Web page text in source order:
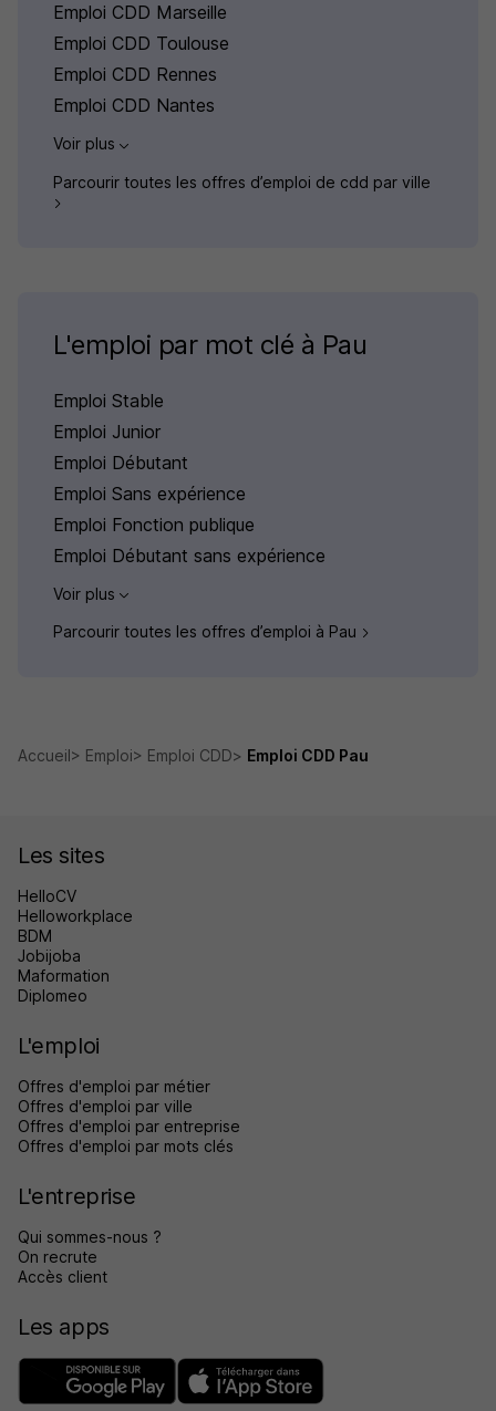
Emploi CDD Marseille
Emploi CDD Toulouse
Emploi CDD Rennes
Emploi CDD Nantes
Voir plus
Parcourir toutes les offres d’emploi de cdd par ville
L'emploi par mot clé à Pau
Emploi Stable
Emploi Junior
Emploi Débutant
Emploi Sans expérience
Emploi Fonction publique
Emploi Débutant sans expérience
Voir plus
Parcourir toutes les offres d’emploi à Pau
Accueil Emploi Emploi CDD Emploi CDD Pau
Les sites
HelloCV
Helloworkplace
BDM
Jobijoba
Maformation
Diplomeo
L'emploi
Offres d'emploi par métier
Offres d'emploi par ville
Offres d'emploi par entreprise
Offres d'emploi par mots clés
L'entreprise
Qui sommes-nous ?
On recrute
Accès client
Les apps